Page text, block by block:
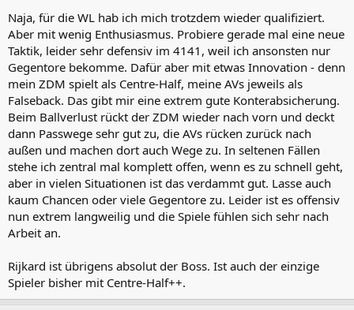
Naja, für die WL hab ich mich trotzdem wieder qualifiziert.
Aber mit wenig Enthusiasmus. Probiere gerade mal eine neue
Taktik, leider sehr defensiv im 4141, weil ich ansonsten nur
Gegentore bekomme. Dafür aber mit etwas Innovation - denn
mein ZDM spielt als Centre-Half, meine AVs jeweils als
Falseback. Das gibt mir eine extrem gute Konterabsicherung.
Beim Ballverlust rückt der ZDM wieder nach vorn und deckt
dann Passwege sehr gut zu, die AVs rücken zurück nach
außen und machen dort auch Wege zu. In seltenen Fällen
stehe ich zentral mal komplett offen, wenn es zu schnell geht,
aber in vielen Situationen ist das verdammt gut. Lasse auch
kaum Chancen oder viele Gegentore zu. Leider ist es offensiv
nun extrem langweilig und die Spiele fühlen sich sehr nach
Arbeit an.
Rijkard ist übrigens absolut der Boss. Ist auch der einzige
Spieler bisher mit Centre-Half++.